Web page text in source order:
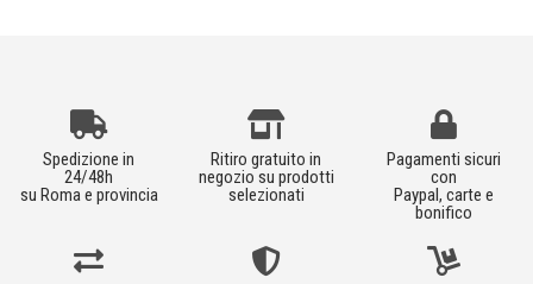
Spedizione in
24/48h
su Roma e provincia
Ritiro gratuito in
negozio su prodotti
selezionati
Pagamenti sicuri
con
Paypal, carte e
bonifico